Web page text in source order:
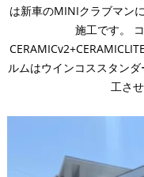
は新車のMINIクラブマン
施工です。
ルムはウインコススタン
工さ